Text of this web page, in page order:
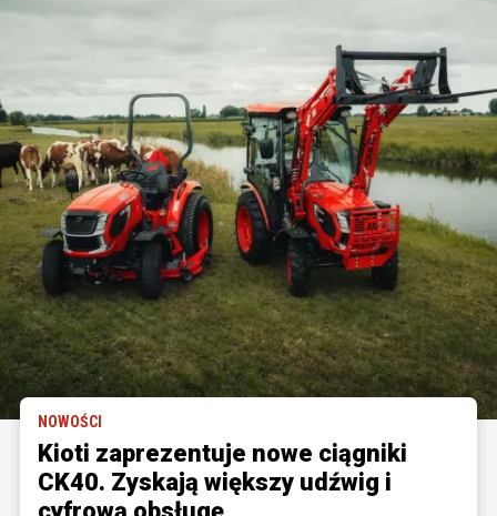
NOWOŚCI
Kioti zaprezentuje nowe ciągniki
CK40. Zyskają większy udźwig i